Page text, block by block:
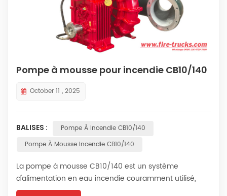
Pompe à mousse pour incendie CB10/140
October 11 , 2025
BALISES :
Pompe À Incendie CB10/140
Pompe À Mousse Incendie CB10/140
La pompe à mousse CB10/140 est un système
d'alimentation en eau incendie couramment utilisé,
monté sur véhicule ou stationnaire. D'une pression